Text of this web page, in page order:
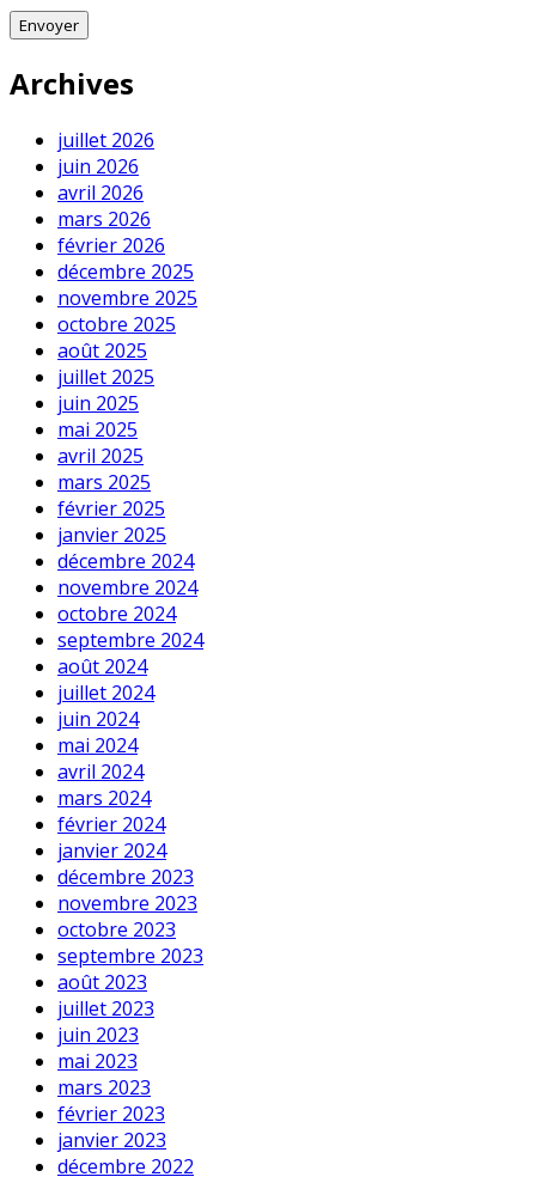
Archives
juillet 2026
juin 2026
avril 2026
mars 2026
février 2026
décembre 2025
novembre 2025
octobre 2025
août 2025
juillet 2025
juin 2025
mai 2025
avril 2025
mars 2025
février 2025
janvier 2025
décembre 2024
novembre 2024
octobre 2024
septembre 2024
août 2024
juillet 2024
juin 2024
mai 2024
avril 2024
mars 2024
février 2024
janvier 2024
décembre 2023
novembre 2023
octobre 2023
septembre 2023
août 2023
juillet 2023
juin 2023
mai 2023
mars 2023
février 2023
janvier 2023
décembre 2022